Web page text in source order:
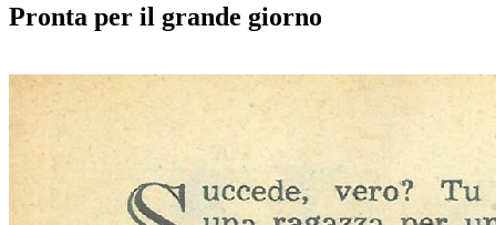
Pronta per il grande giorno